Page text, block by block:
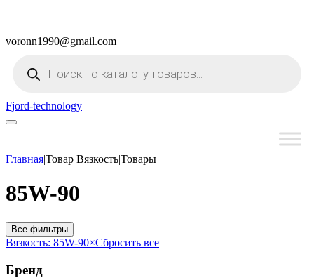
voronn1990@gmail.com
товаров
Fjord-technology
Главная|Товар Вязкость|Товары
85W-90
Все фильтры
Вязкость: 85W-90×Сбросить все
Бренд